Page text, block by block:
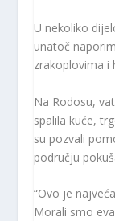
U nekoliko
unatoč
zrakoplovima i
Na Rodosu,
spalila kuće,
su pozvali
području
“Ovo je
Morali smo